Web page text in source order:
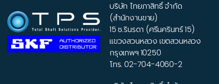
บริษัท ไทยภาสิทธิ์ จำกัด
(สำนักงานขาย)
15 ซ.รินรดา (ศรีนครินทร์ 15)
แขวงสวนหลวง เขตสวนหลวง
กรุงเทพฯ 10250
โทร.02-704-4060-2